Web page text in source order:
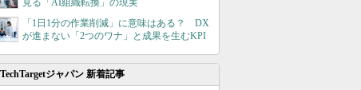
見る「AI組織転換」の現実
「1日1分の作業削減」に意味はある？ DX
が進まない「2つのワナ」と成果を生むKPI
TechTargetジャパン 新着記事